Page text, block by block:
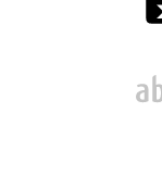
Portfolio Manager
Rafael Del